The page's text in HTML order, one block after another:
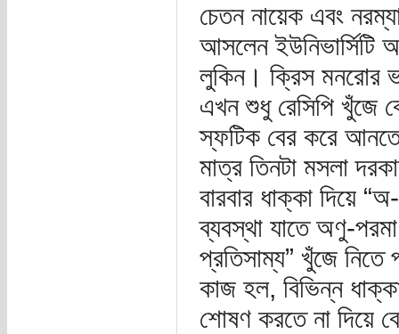
চেতন নায়েক এবং
আসলেন ইউনিভার্সিটি
লুকিন। ক্রিস মনরোর
এখন শুধু রেসিপি খুঁজে
স্ফটিক বের করে আনতে
মাত্র তিনটা মসলা
বারবার ধাক্কা দিয়ে
ব্যবস্থা যাতে অণু-
প্রতিসাম্য” খুঁজে নিতে
কাজ হল, বিভিন্ন
শোষণ করতে না দিয়ে